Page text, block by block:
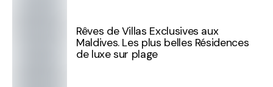
Rêves de Villas Exclusives aux
Maldives. Les plus belles Résidences
de luxe sur plage